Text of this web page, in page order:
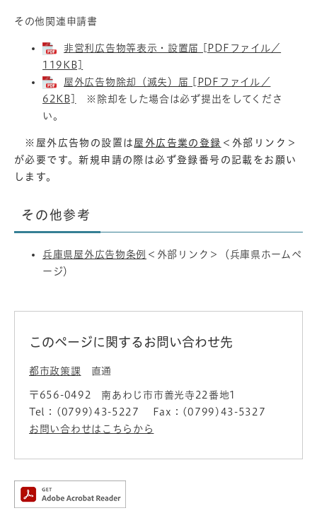
その他関連申請書
非営利広告物等表示・設置届 [PDFファイル／
119KB]
屋外広告物除却（滅失）届 [PDFファイル／
62KB]
※除却をした場合は必ず提出をしてくださ
い。
※屋外広告物の設置は 屋外広告業の登録 ＜外部リンク＞
が必要です。新規申請の際は必ず登録番号の記載をお願い
します。
その他参考
兵庫県屋外広告物条例 ＜外部リンク＞
（兵庫県ホームペ
ージ）
このページに関するお問い合わせ先
都市政策課 直通
〒656-0492
南あわじ市市善光寺22番地1
Tel：(0799)43-5227
Fax：(0799)43-5327
お問い合わせはこちらから